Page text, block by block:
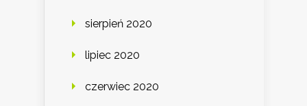
sierpień 2020
lipiec 2020
czerwiec 2020